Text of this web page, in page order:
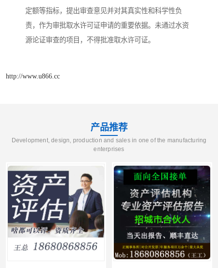
定额等指标，提出审查意见并对其真实性和科学性负
责，作为审批取水许可证申请的重要依据。未通过水资
源论证审查的项目，不得批准取水许可证。
http://www.u866.cc
产品推荐
Development, design, production and sales in one of the manufacturing
enterprises